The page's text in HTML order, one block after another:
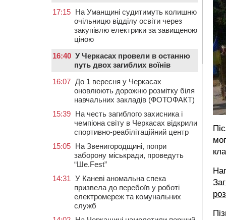
17:15 На Уманщині судитимуть колишню
очільницю відділу освіти через
закупівлю електрики за завищеною
ціною
16:40 У Черкасах провели в останню
путь двох загиблих воїнів
16:07 До 1 вересня у Черкасах
оновлюють дорожню розмітку біля
навчальних закладів (ФОТОФАКТ)
15:39 На честь загиблого захисника і
чемпіона світу в Черкасах відкрили
спортивно-реабілітаційний центр
15:05 На Звенигородщині, попри
заборону міськради, проведуть
“Ше.Fest”
14:31 У Каневі аномальна спека
призвела до перебоїв у роботі
електромереж та комунальних
служб